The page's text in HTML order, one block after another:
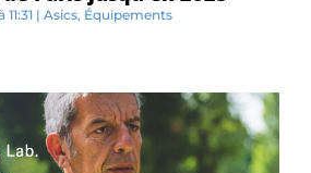
| Asics, Équipements